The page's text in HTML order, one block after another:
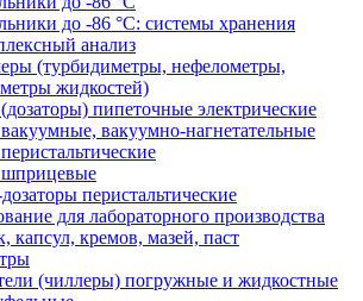
до -86 °C: системы хранения
анализ
(турбидиметры, нефелометры,
жидкостей)
пипеточные электрические
вакуумно-нагнетательные
перистальтические
для лабораторного производства
капсул, кремов, мазей, паст
(чиллеры) погружные и жидкостные